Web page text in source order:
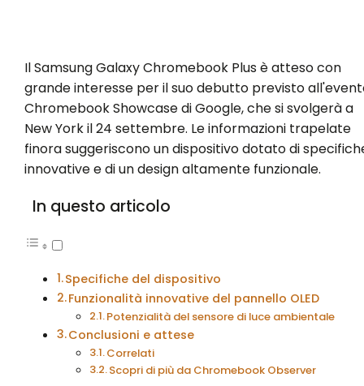
Il Samsung Galaxy Chromebook Plus è atteso con
grande interesse per il suo debutto previsto
Chromebook Showcase di Google, che si svolgerà a
New York il 24 settembre. Le informazioni trapelate
finora suggeriscono un dispositivo dotato di
innovative e di un design altamente funzionale.
In questo articolo
Specifiche del dispositivo
Funzionalità innovative del pannello OLED
Potenzialità del sensore di luce ambientale
Conclusioni e attese
Correlati
Scopri di più da Chromebook Observer